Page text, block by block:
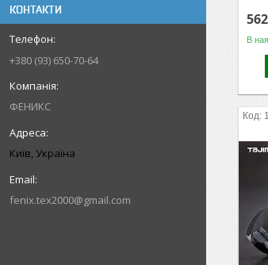
КОНТАКТИ
+380 (93) 650-70-64
ФЕНИКС
Київ, Україна
fenix.tex2000@gmail.com
В